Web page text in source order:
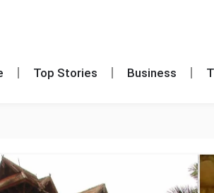
Top Stories Business